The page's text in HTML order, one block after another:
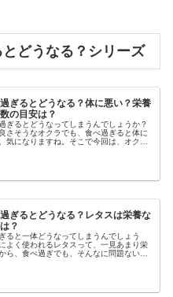
どうなる？シリーズ
ぎるとどうなる？体に悪い？栄養
の目安は？
ぎるとどうなってしまうんでしょうか？
さそうなオクラでも、食べ過ぎると体に
気になりますね。そこで今回は、オクラ
ぎるとどうなる？レタスは栄養な
？
ると一体どうなってしまうんでしょう
よく使われるレタスって、一見あまり栄
ら、食べ過ぎでも、そんなに問題ないよ